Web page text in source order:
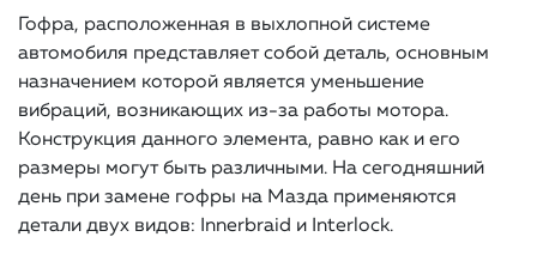
Гофра, расположенная в выхлопной системе
автомобиля представляет собой деталь, основным
назначением которой является уменьшение
вибраций, возникающих из-за работы мотора.
Конструкция данного элемента, равно как и его
размеры могут быть различными. На сегодняшний
день при замене гофры на Мазда применяются
детали двух видов: Innerbraid и Interlock.